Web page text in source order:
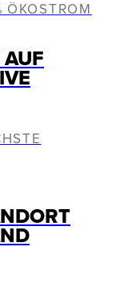
ÖKOSTROM
AUF